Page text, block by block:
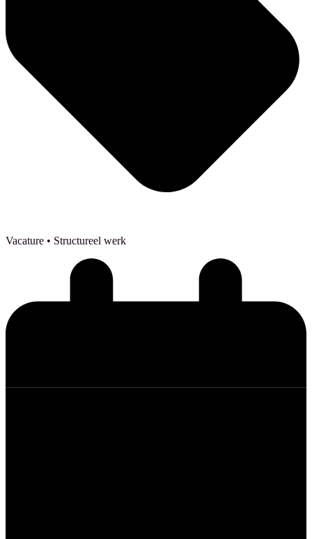
Vacature • Structureel werk